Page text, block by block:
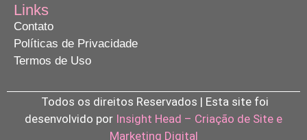
Links
Contato
Políticas de Privacidade
Termos de Uso
Todos os direitos Reservados | Esta site foi
desenvolvido por Insight Head – Criação de Site e
Marketing Digital